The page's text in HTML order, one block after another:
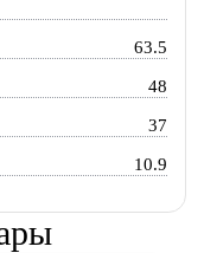
63.5
48
37
10.9